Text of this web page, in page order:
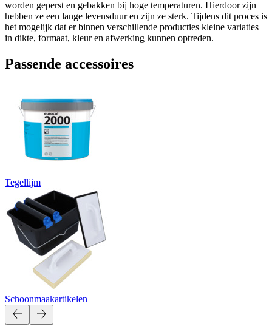
worden geperst en gebakken bij hoge temperaturen. Hierdoor zijn
hebben ze een lange levensduur en zijn ze sterk. Tijdens dit proces is
het mogelijk dat er binnen verschillende producties kleine variaties
in dikte, formaat, kleur en afwerking kunnen optreden.
Passende accessoires
Tegellijm
Schoonmaakartikelen